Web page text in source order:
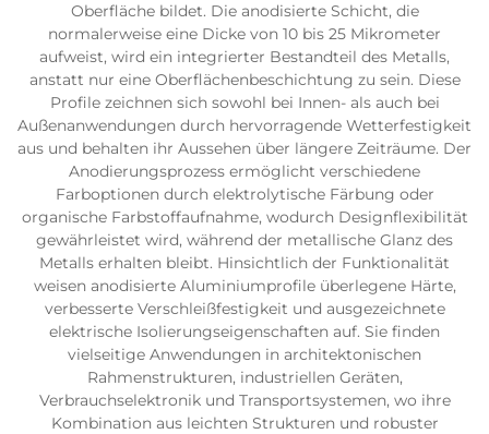
Oberfläche bildet. Die anodisierte Schicht, die
normalerweise eine Dicke von 10 bis 25 Mikrometer
aufweist, wird ein integrierter Bestandteil des Metalls,
anstatt nur eine Oberflächenbeschichtung zu sein. Diese
Profile zeichnen sich sowohl bei Innen- als auch bei
Außenanwendungen durch hervorragende Wetterfestigkeit
aus und behalten ihr Aussehen über längere Zeiträume. Der
Anodierungsprozess ermöglicht verschiedene
Farboptionen durch elektrolytische Färbung oder
organische Farbstoffaufnahme, wodurch Designflexibilität
gewährleistet wird, während der metallische Glanz des
Metalls erhalten bleibt. Hinsichtlich der Funktionalität
weisen anodisierte Aluminiumprofile überlegene Härte,
verbesserte Verschleißfestigkeit und ausgezeichnete
elektrische Isolierungseigenschaften auf. Sie finden
vielseitige Anwendungen in architektonischen
Rahmenstrukturen, industriellen Geräten,
Verbrauchselektronik und Transportsystemen, wo ihre
Kombination aus leichten Strukturen und robuster